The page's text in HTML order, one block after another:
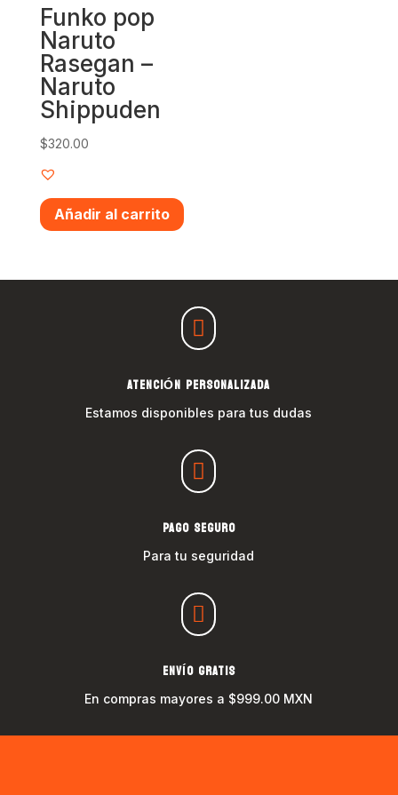
Funko pop
Naruto
Rasegan –
Naruto
Shippuden
$320.00
Añadir al carrito

ATENCIÓN PERSONALIZADA
Estamos disponibles para tus dudas

PAGO SEGURO
Para tu seguridad

ENVÍO GRATIS
En compras mayores a $999.00 MXN